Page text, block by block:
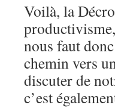
Voilà, la
nous faut
chemin vers
discuter de
c’est